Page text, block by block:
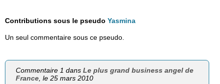
Contributions sous le pseudo Yasmina
Un seul commentaire sous ce pseudo.
Commentaire 1 dansLe plus grand business angel de
France, le 25 mars 2010